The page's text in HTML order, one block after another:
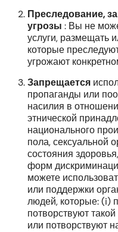
Преследование,
угрозы : Вы не
услуги, размещать
которые
угрожают
Запрещается
пропаганды или
насилия в
этнической
национального
пола, сексуальной
состояния
форм
можете
или поддержки
людей, которые: (i)
потворствуют
или потворствуют